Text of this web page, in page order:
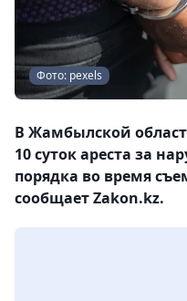
Фото: pexels
В Жамбылской
10 суток ареста за
порядка во время
сообщает Zakon.kz.